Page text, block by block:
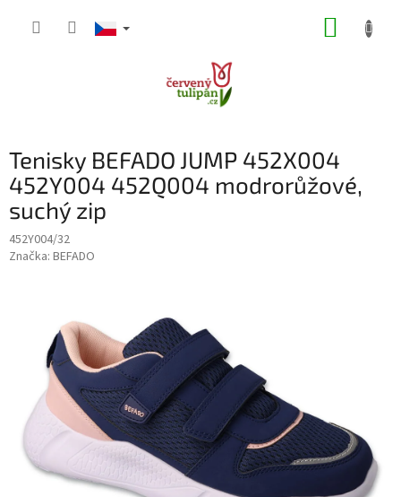
Tenisky BEFADO JUMP 452X004
452Y004 452Q004 modrorůžové,
suchý zip
452Y004/32
Značka: BEFADO